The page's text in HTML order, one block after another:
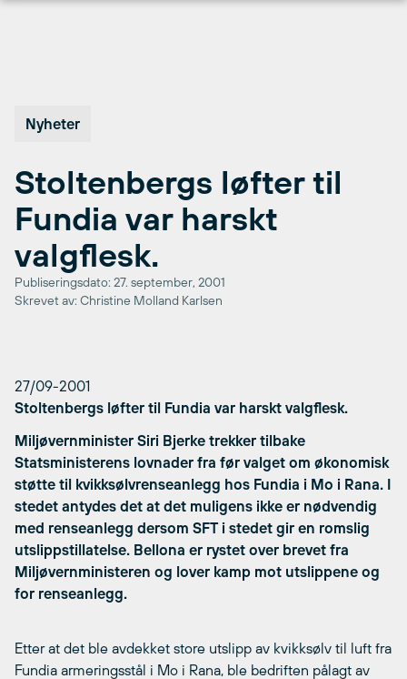
Nyheter
Stoltenbergs løfter til
Fundia var harskt
valgflesk.
Publiseringsdato: 27. september, 2001
Skrevet av: Christine Molland Karlsen
27/09-2001
Stoltenbergs løfter til Fundia var harskt valgflesk.
Miljøvernminister Siri Bjerke trekker tilbake
Statsministerens lovnader fra før valget om økonomisk
støtte til kvikksølvrenseanlegg hos Fundia i Mo i Rana. I
stedet antydes det at det muligens ikke er nødvendig
med renseanlegg dersom SFT i stedet gir en romslig
utslippstillatelse. Bellona er rystet over brevet fra
Miljøvernministeren og lover kamp mot utslippene og
for renseanlegg.
Etter at det ble avdekket store utslipp av kvikksølv til luft fra
Fundia armeringsstål i Mo i Rana, ble bedriften pålagt av